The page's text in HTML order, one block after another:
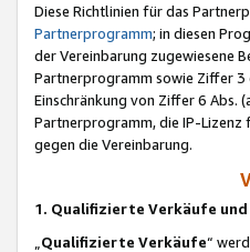
Diese Richtlinien für das
Partnerprogramm; in diesen
der Vereinbarung zugewiesene
Partnerprogramm sowie Ziffer 3
Einschränkung von Ziffer 6 Abs.
Partnerprogramm, die IP-
gegen die Vereinbarung.
1. Qualifizierte Verkäufe
Qualifizierte Verkäufe“